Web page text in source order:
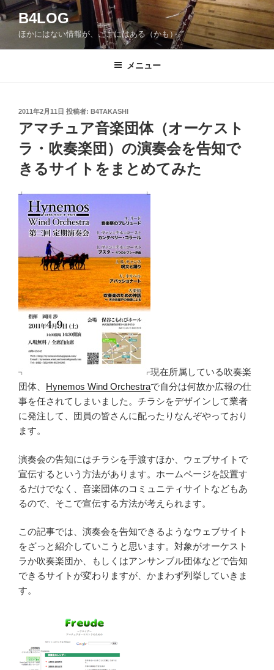
コ
ン
ン
B4LOG
ほかにはない情報が、ここにはある（かも）。
メニュー
投
稿
日:
2011年2月11日 投稿者: B4TAKASHI
アマチュア音楽団体（オーケスト
ラ・吹奏楽団）の演奏会を告知で
きるサイトをまとめてみた
現在所属している吹奏楽
団体、 Hynemos Wind Orchestraで自分は何故か広報の仕
事を任されてしまいました。チラシをデザインして業者
に発注して、団員の皆さんに配ったりなんぞやっており
ます。
演奏会の告知にはチラシを手渡すほか、ウェブサイトで
宣伝するという方法があります。ホームページを設置す
るだけでなく、音楽団体のコミュニティサイトなどもあ
るので、そこで宣伝する方法が考えられます。
この記事では、演奏会を告知できるようなウェブサイト
をざっと紹介していこうと思います。対象がオーケスト
ラか吹奏楽団か、もしくはアンサンブル団体などで告知
できるサイトが変わりますが、かまわず列挙していきま
す。